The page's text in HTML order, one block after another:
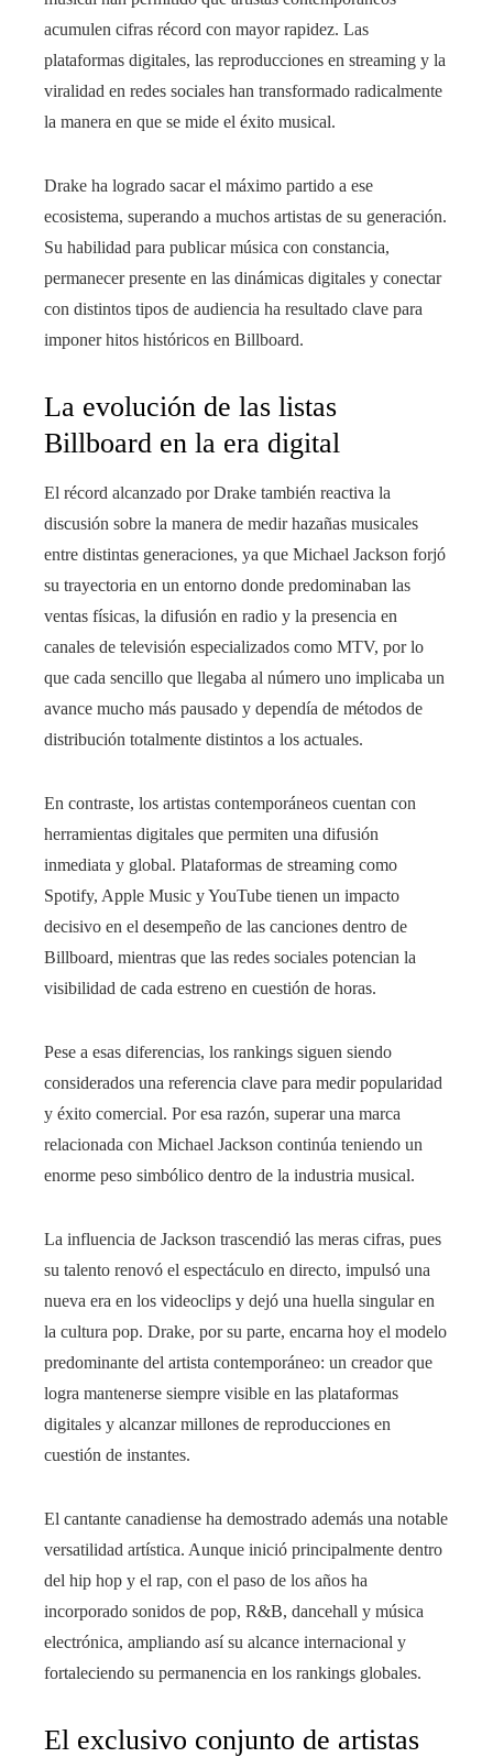
acumulen cifras récord con mayor rapidez. Las
plataformas digitales, las reproducciones en streaming y la
viralidad en redes sociales han transformado radicalmente
la manera en que se mide el éxito musical.
Drake ha logrado sacar el máximo partido a ese
ecosistema, superando a muchos artistas de su generación.
Su habilidad para publicar música con constancia,
permanecer presente en las dinámicas digitales y conectar
con distintos tipos de audiencia ha resultado clave para
imponer hitos históricos en Billboard.
La evolución de las listas
Billboard en la era digital
El récord alcanzado por Drake también reactiva la
discusión sobre la manera de medir hazañas musicales
entre distintas generaciones, ya que Michael Jackson forjó
su trayectoria en un entorno donde predominaban las
ventas físicas, la difusión en radio y la presencia en
canales de televisión especializados como MTV, por lo
que cada sencillo que llegaba al número uno implicaba un
avance mucho más pausado y dependía de métodos de
distribución totalmente distintos a los actuales.
En contraste, los artistas contemporáneos cuentan con
herramientas digitales que permiten una difusión
inmediata y global. Plataformas de streaming como
Spotify, Apple Music y YouTube tienen un impacto
decisivo en el desempeño de las canciones dentro de
Billboard, mientras que las redes sociales potencian la
visibilidad de cada estreno en cuestión de horas.
Pese a esas diferencias, los rankings siguen siendo
considerados una referencia clave para medir popularidad
y éxito comercial. Por esa razón, superar una marca
relacionada con Michael Jackson continúa teniendo un
enorme peso simbólico dentro de la industria musical.
La influencia de Jackson trascendió las meras cifras, pues
su talento renovó el espectáculo en directo, impulsó una
nueva era en los videoclips y dejó una huella singular en
la cultura pop. Drake, por su parte, encarna hoy el modelo
predominante del artista contemporáneo: un creador que
logra mantenerse siempre visible en las plataformas
digitales y alcanzar millones de reproducciones en
cuestión de instantes.
El cantante canadiense ha demostrado además una notable
versatilidad artística. Aunque inició principalmente dentro
del hip hop y el rap, con el paso de los años ha
incorporado sonidos de pop, R&B, dancehall y música
electrónica, ampliando así su alcance internacional y
fortaleciendo su permanencia en los rankings globales.
El exclusivo conjunto de artistas